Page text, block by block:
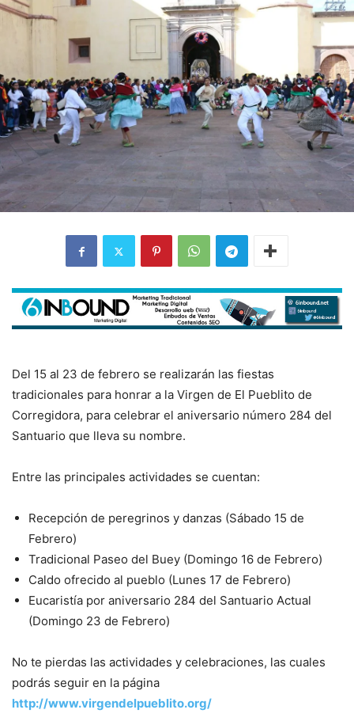
Del 15 al 23 de febrero se realizarán las fiestas
tradicionales para honrar a la Virgen de El Pueblito de
Corregidora, para celebrar el aniversario número 284 del
Santuario que lleva su nombre.
Entre las principales actividades se cuentan:
Recepción de peregrinos y danzas (Sábado 15 de
Febrero)
Tradicional Paseo del Buey (Domingo 16 de Febrero)
Caldo ofrecido al pueblo (Lunes 17 de Febrero)
Eucaristía por aniversario 284 del Santuario Actual
(Domingo 23 de Febrero)
No te pierdas las actividades y celebraciones, las cuales
podrás seguir en la página
http://www.virgendelpueblito.org/